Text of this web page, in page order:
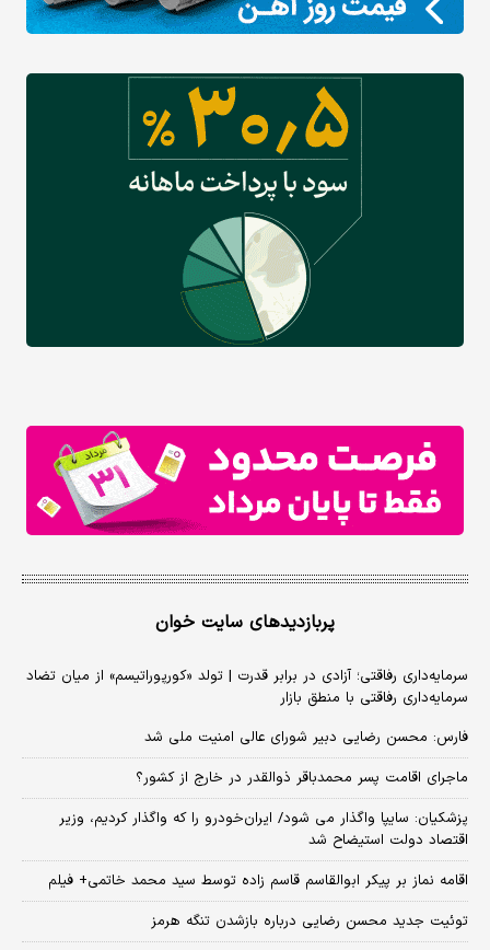
پربازدیدهای سایت خوان
سرمایه‌داری رفاقتی؛ آزادی در برابر قدرت | تولد «کورپوراتیسم» از میان تضاد
سرمایه‌داری رفاقتی با منطق بازار
فارس: محسن رضایی دبیر شورای عالی امنیت ملی شد
ماجرای اقامت پسر محمدباقر ذوالقدر در خارج از کشور؟
پزشکیان: سایپا واگذار می شود/ ایران‌خودرو را که واگذار کردیم، وزیر
اقتصاد دولت استیضاح شد
اقامه نماز بر پیکر ابوالقاسم قاسم زاده توسط سید محمد خاتمی+ فیلم
توئیت جدید محسن رضایی درباره بازشدن تنگه هرمز